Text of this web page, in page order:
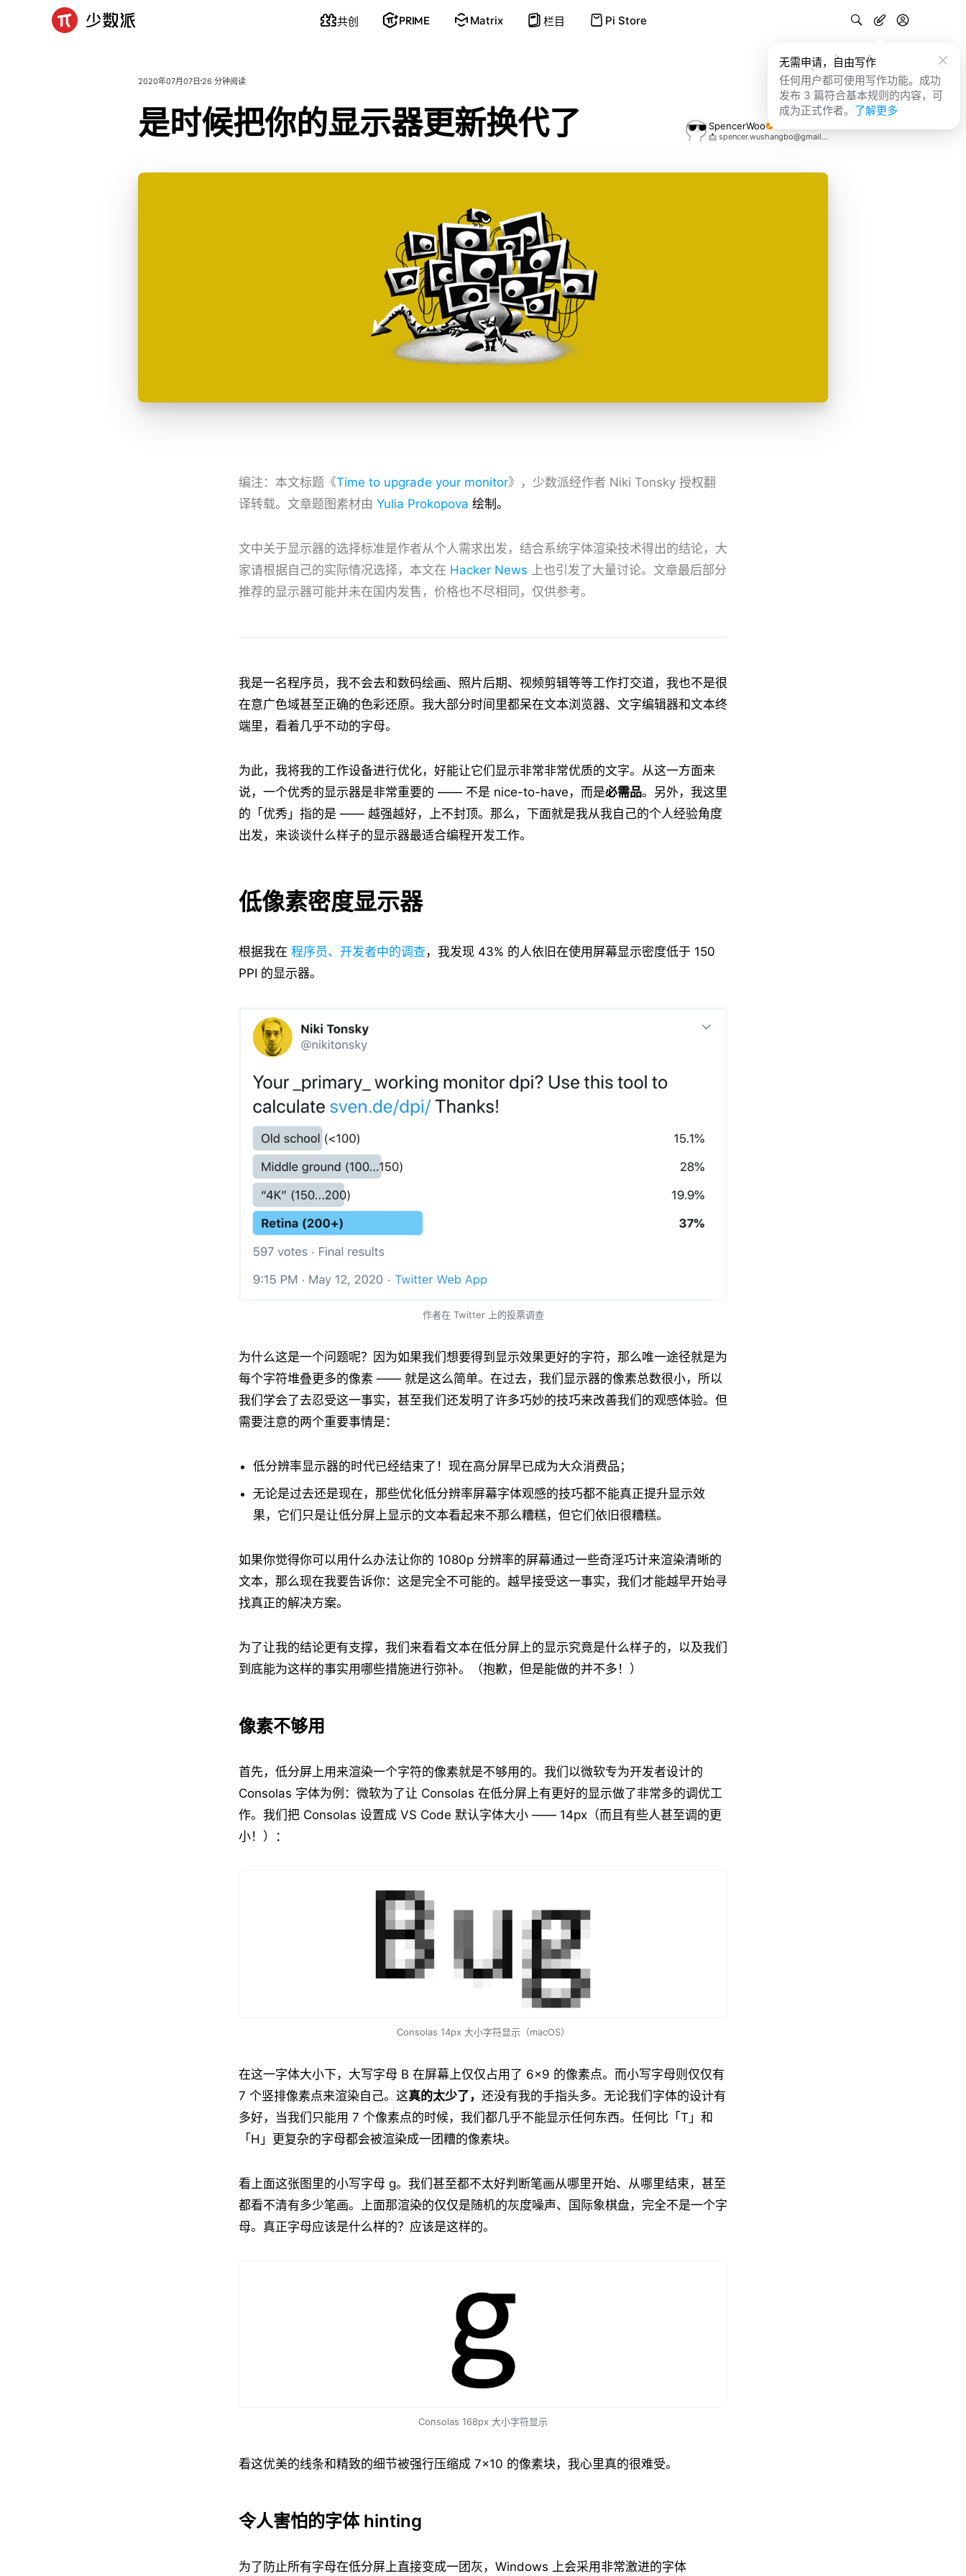
共创 PRIME Matrix 栏目 Pi Store
无需申请，自由写作
任何用户都可使用写作功能。成功
发布 3 篇符合基本规则的内容，可
成为正式作者。 了解更多
2020年07月07日 26 分钟阅读
是时候把你的显示器更新换代了 SpencerWoo
📩 spencer.wushangbo@gmail.com
编注：本文标题《Time to upgrade your monitor》，少数派经作者 Niki Tonsky 授权翻
译转载。文章题图素材由 Yulia Prokopova 绘制。
文中关于显示器的选择标准是作者从个人需求出发，结合系统字体渲染技术得出的结论，大
家请根据自己的实际情况选择，本文在 Hacker News 上也引发了大量讨论。文章最后部分
推荐的显示器可能并未在国内发售，价格也不尽相同，仅供参考。
我是一名程序员，我不会去和数码绘画、照片后期、视频剪辑等等工作打交道，我也不是很
在意广色域甚至正确的色彩还原。我大部分时间里都呆在文本浏览器、文字编辑器和文本终
端里，看着几乎不动的字母。
为此，我将我的工作设备进行优化，好能让它们显示非常非常优质的文字。从这一方面来
说，一个优秀的显示器是非常重要的 —— 不是 nice-to-have，而是必需品。另外，我这里
的「优秀」指的是 —— 越强越好，上不封顶。那么，下面就是我从我自己的个人经验角度
出发，来谈谈什么样子的显示器最适合编程开发工作。
低像素密度显示器
根据我在 程序员、开发者中的调查，我发现 43% 的人依旧在使用屏幕显示密度低于 150
PPI 的显示器。
作者在 Twitter 上的投票调查
为什么这是一个问题呢？因为如果我们想要得到显示效果更好的字符，那么唯一途径就是为
每个字符堆叠更多的像素 —— 就是这么简单。在过去，我们显示器的像素总数很小，所以
我们学会了去忍受这一事实，甚至我们还发明了许多巧妙的技巧来改善我们的观感体验。但
需要注意的两个重要事情是：
低分辨率显示器的时代已经结束了！现在高分屏早已成为大众消费品；
无论是过去还是现在，那些优化低分辨率屏幕字体观感的技巧都不能真正提升显示效
果，它们只是让低分屏上显示的文本看起来不那么糟糕，但它们依旧很糟糕。
如果你觉得你可以用什么办法让你的 1080p 分辨率的屏幕通过一些奇淫巧计来渲染清晰的
文本，那么现在我要告诉你：这是完全不可能的。越早接受这一事实，我们才能越早开始寻
找真正的解决方案。
为了让我的结论更有支撑，我们来看看文本在低分屏上的显示究竟是什么样子的，以及我们
到底能为这样的事实用哪些措施进行弥补。（抱歉，但是能做的并不多！）
像素不够用
首先，低分屏上用来渲染一个字符的像素就是不够用的。我们以微软专为开发者设计的
Consolas 字体为例：微软为了让 Consolas 在低分屏上有更好的显示做了非常多的调优工
作。我们把 Consolas 设置成 VS Code 默认字体大小 —— 14px（而且有些人甚至调的更
小！）：
Consolas 14px 大小字符显示（macOS）
在这一字体大小下，大写字母 B 在屏幕上仅仅占用了 6×9 的像素点。而小写字母则仅仅有
7 个竖排像素点来渲染自己。这真的太少了， 还没有我的手指头多。无论我们字体的设计有
多好，当我们只能用 7 个像素点的时候，我们都几乎不能显示任何东西。任何比「T」和
「H」更复杂的字母都会被渲染成一团糟的像素块。
看上面这张图里的小写字母 g。我们甚至都不太好判断笔画从哪里开始、从哪里结束，甚至
都看不清有多少笔画。上面那渲染的仅仅是随机的灰度噪声、国际象棋盘，完全不是一个字
母。真正字母应该是什么样的？应该是这样的。
Consolas 168px 大小字符显示
看这优美的线条和精致的细节被强行压缩成 7×10 的像素块，我心里真的很难受。
令人害怕的字体 hinting
为了防止所有字母在低分屏上直接变成一团灰，Windows 上会采用非常激进的字体